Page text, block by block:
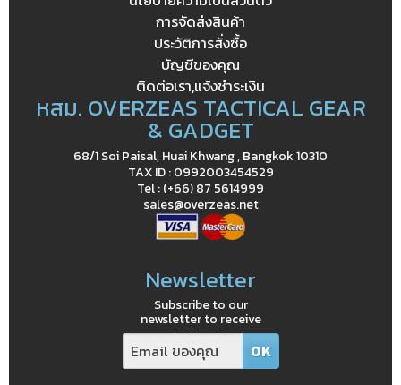
การจัดส่งสินค้า
ประวัติการสั่งซื้อ
บัญชีของคุณ
ติดต่อเรา,แจ้งชำระเงิน
หสม. OVERZEAS TACTICAL GEAR
& GADGET
68/1 Soi Paisal, Huai Khwang , Bangkok 10310
TAX ID : 0992003454529
Tel : (+66) 87 5614999
sales@overzeas.net
Newsletter
Subscribe to our
newsletter to receive
exclusive offers